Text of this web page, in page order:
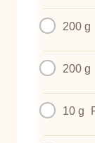
200 g
200 g
10 g